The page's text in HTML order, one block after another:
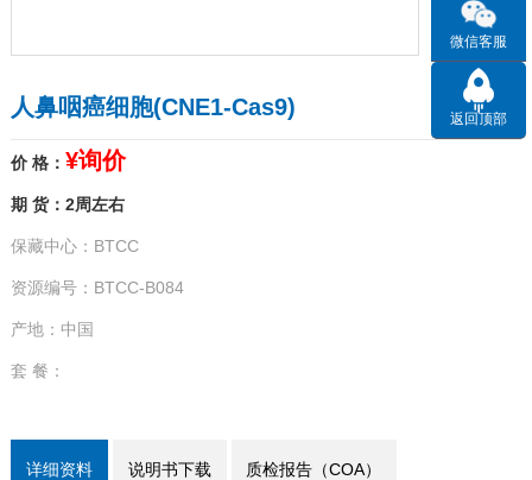
人鼻咽癌细胞(CNE1-Cas9)
价 格： ¥询价
期 货：2周左右
保藏中心：BTCC
资源编号：BTCC-B084
产地：中国
套 餐：
详细资料 说明书下载 质检报告（COA）
微信客服
返回顶部